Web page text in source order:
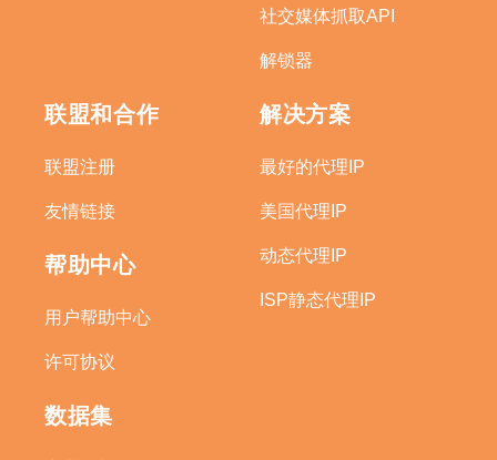
社交媒体抓取API
解锁器
联盟和合作
联盟注册
友情链接
帮助中心
用户帮助中心
许可协议
数据集
解决方案
最好的代理IP
美国代理IP
动态代理IP
ISP静态代理IP